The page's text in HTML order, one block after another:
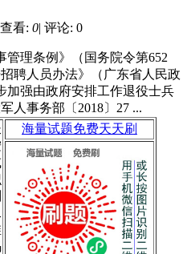
查看: 0| 评论: 0
理条例》（国务院令第652
聘人员办法》（广东省人民政
加强由政府安排工作退役士兵
人事务部〔2018〕27 ...
海量试题免费天天刷